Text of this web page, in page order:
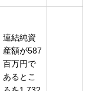
連結純資
産額が587
百万円で
あるとこ